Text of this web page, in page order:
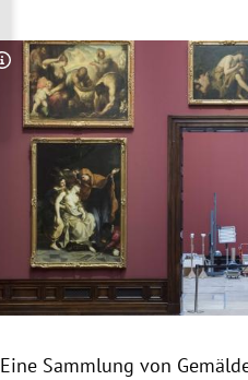
Untermenü
Untermenü
Untermenü
Untermenü
Untermenü
Copyright-Hinweis öffnen/
Eine Sammlung von